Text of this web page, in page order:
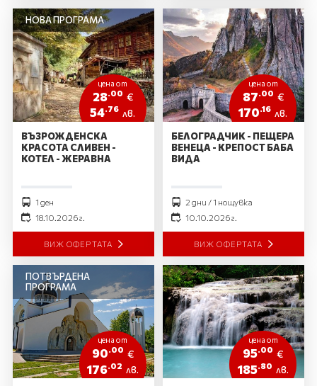
НОВА ПРОГРАМА
цена от
28.00 €
54.76 лв.
ВЪЗРОЖДЕНСКА
КРАСОТА СЛИВЕН -
КОТЕЛ - ЖЕРАВНА
1 ден
18.10.2026 г.
ВИЖ ОФЕРТАТА
цена от
87 .00 €
170.16 лв.
БЕЛОГРАДЧИК - ПЕЩЕРА
ВЕНЕЦА - КРЕПОСТ БАБА
ВИДА
2 дни / 1 нощувка
10.10.2026 г.
ВИЖ ОФЕРТАТА
ПОТВЪРДЕНА
ПРОГРАМА
цена от
90.00 €
176 .02 лв.
цена от
95.00 €
185 .80 лв.